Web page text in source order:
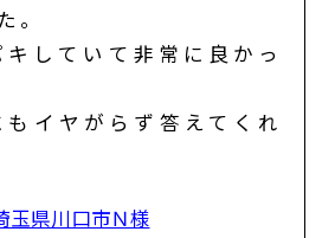
。
していて非常に良かっ
イヤがらず答えてくれ
玉県川口市Ｎ様